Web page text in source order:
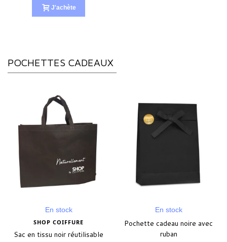
J'achète
POCHETTES CADEAUX
En stock
SHOP COIFFURE
Sac en tissu noir réutilisable
En stock
Pochette cadeau noire avec
ruban